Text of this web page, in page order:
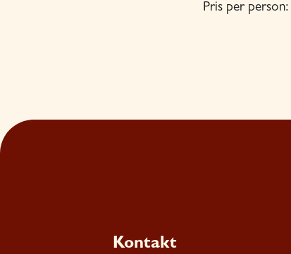
Pris per person:
Kontakt